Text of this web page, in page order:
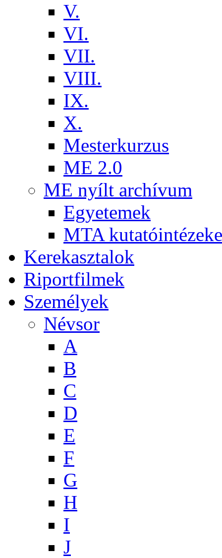
V.
VI.
VII.
VIII.
IX.
X.
Mesterkurzus
ME 2.0
ME nyílt archívum
Egyetemek
MTA
Kerekasztalok
Riportfilmek
Személyek
Névsor
A
B
C
D
E
F
G
H
I
J